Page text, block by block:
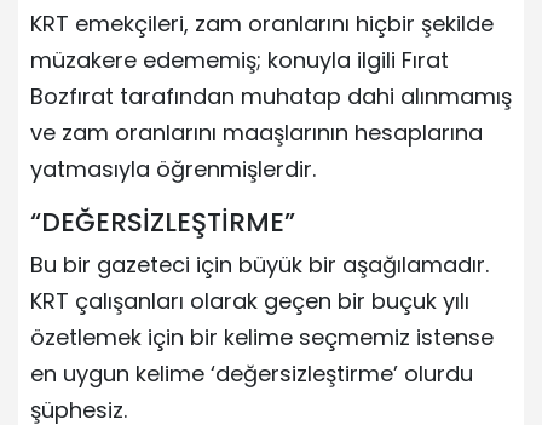
KRT emekçileri, zam oranlarını hiçbir şekilde
müzakere edememiş; konuyla ilgili Fırat
Bozfırat tarafından muhatap dahi alınmamış
ve zam oranlarını maaşlarının hesaplarına
yatmasıyla öğrenmişlerdir.
“DEĞERSİZLEŞTİRME”
Bu bir gazeteci için büyük bir aşağılamadır.
KRT çalışanları olarak geçen bir buçuk yılı
özetlemek için bir kelime seçmemiz istense
en uygun kelime ‘değersizleştirme’ olurdu
şüphesiz.